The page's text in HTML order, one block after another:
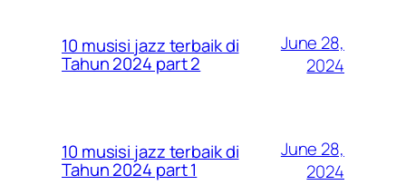
10 musisi jazz terbaik di
Tahun 2024 part 2
June 28,
2024
10 musisi jazz terbaik di
Tahun 2024 part 1
June 28,
2024